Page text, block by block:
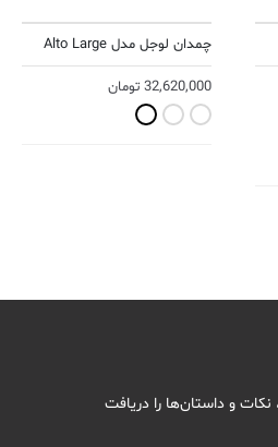
Yellow
چمدان لوجل مدل Alto Large
32,620,000 تومان
Black
Light Grey
Navy Blue
و داستان‌ها را دریافت